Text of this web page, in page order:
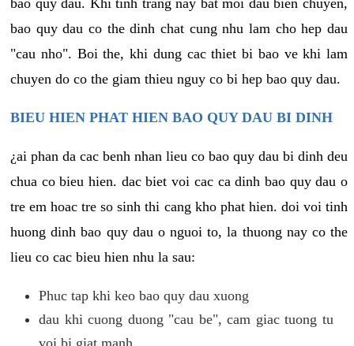
bao quy dau. Khi tinh trang nay bat moi dau bien chuyen,
bao quy dau co the dinh chat cung nhu lam cho hep dau
"cau nho". Boi the, khi dung cac thiet bi bao ve khi lam
chuyen do co the giam thieu nguy co bi hep bao quy dau.
BIEU HIEN PHAT HIEN BAO QUY DAU BI DINH
¿ai phan da cac benh nhan lieu co bao quy dau bi dinh deu
chua co bieu hien. dac biet voi cac ca dinh bao quy dau o
tre em hoac tre so sinh thi cang kho phat hien. doi voi tinh
huong dinh bao quy dau o nguoi to, la thuong nay co the
lieu co cac bieu hien nhu la sau:
Phuc tap khi keo bao quy dau xuong
dau khi cuong duong "cau be", cam giac tuong tu